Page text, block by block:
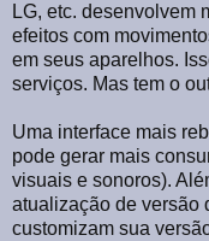
LG, etc. desenvolvem
efeitos com
em seus aparelhos.
serviços. Mas tem o
Uma interface mais
pode gerar mais
visuais e sonoros).
atualização de versão
customizam sua